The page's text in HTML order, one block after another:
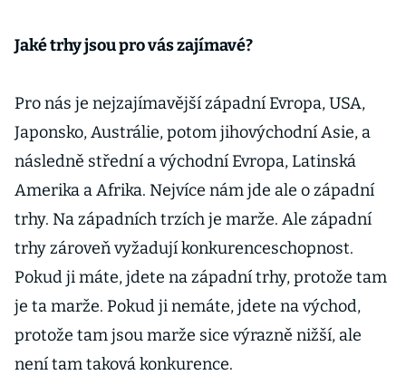
Jaké trhy jsou pro vás zajímavé?
Pro nás je nejzajímavější západní Evropa, USA,
Japonsko, Austrálie, potom jihovýchodní Asie, a
následně střední a východní Evropa, Latinská
Amerika a Afrika. Nejvíce nám jde ale o západní
trhy. Na západních trzích je marže. Ale západní
trhy zároveň vyžadují konkurenceschopnost.
Pokud ji máte, jdete na západní trhy, protože tam
je ta marže. Pokud ji nemáte, jdete na východ,
protože tam jsou marže sice výrazně nižší, ale
není tam taková konkurence.